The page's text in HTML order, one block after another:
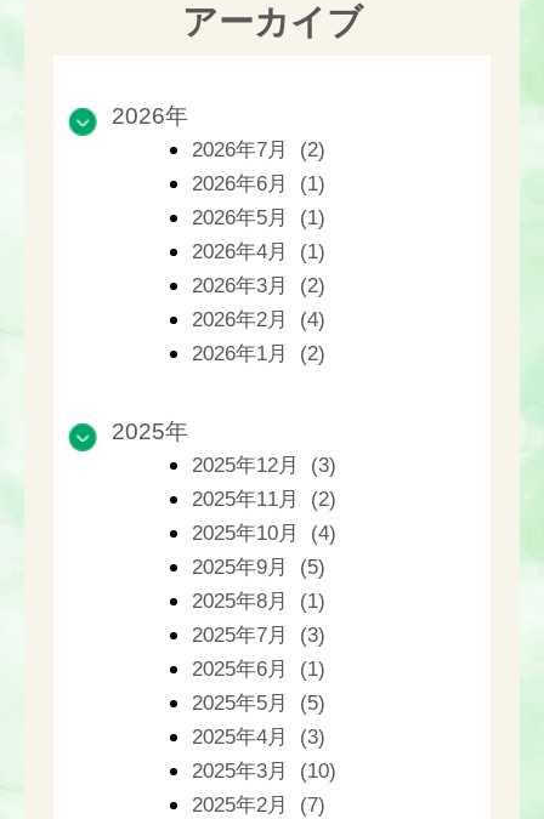
アーカイブ
2026年
2026年7月 (2)
2026年6月 (1)
2026年5月 (1)
2026年4月 (1)
2026年3月 (2)
2026年2月 (4)
2026年1月 (2)
2025年
2025年12月 (3)
2025年11月 (2)
2025年10月 (4)
2025年9月 (5)
2025年8月 (1)
2025年7月 (3)
2025年6月 (1)
2025年5月 (5)
2025年4月 (3)
2025年3月 (10)
2025年2月 (7)